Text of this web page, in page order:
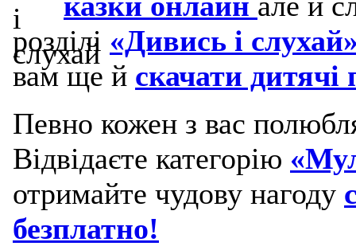
розділі «Дивись і
вам ще й скачати дитячі
Певно кожен з вас
Відвідаєте категорію
отримайте чудову нагоду
безплатно!